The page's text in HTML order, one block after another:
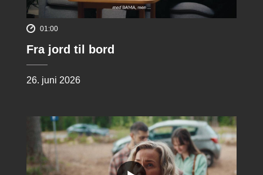
01:00
Fra jord til bord
26. juni 2026